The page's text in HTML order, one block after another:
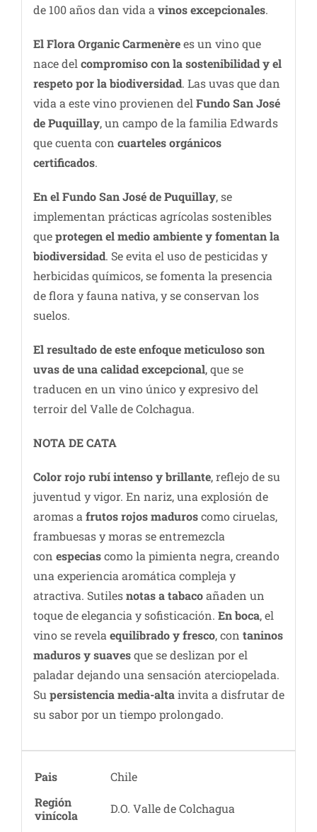
de 100 años dan vida a vinos excepcionales.
El Flora Organic Carmenèrees un vino que
nace del compromiso con la sostenibilidad y el
respeto por la biodiversidad. Las uvas que dan
vida a este vino provienen del Fundo San José
de Puquillay, un campo de la familia Edwards
que cuenta con cuarteles orgánicos
certificados.
En el Fundo San José de Puquillay, se
implementan prácticas agrícolas sostenibles
queprotegen el medio ambiente y fomentan la
biodiversidad. Se evita el uso de pesticidas y
herbicidas químicos, se fomenta la presencia
de flora y fauna nativa, y se conservan los
suelos.
El resultado de este enfoque meticuloso son
uvas de una calidad excepcional, que se
traducen en un vino único y expresivo del
terroir del Valle de Colchagua.
NOTA DE CATA
Color rojo rubí intenso y brillante, reflejo de su
juventud y vigor. En nariz, una explosión de
aromas a frutos rojos maduroscomo ciruelas,
frambuesas y moras se entremezcla
con especiascomo la pimienta negra, creando
una experiencia aromática compleja y
atractiva. Sutilesnotas a tabacoañaden un
toque de elegancia y sofisticación. En boca, el
vino se revela equilibrado y fresco, con taninos
maduros y suavesque se deslizan por el
paladar dejando una sensación aterciopelada.
Su persistencia media-altainvita a disfrutar de
su sabor por un tiempo prolongado.
Pais
Chile
Región
vinícola
D.O. Valle de Colchagua